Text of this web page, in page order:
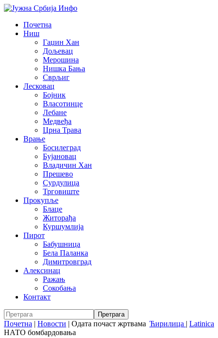
Почетна
Ниш
Гаџин Хан
Дољевац
Мерошина
Нишка Бања
Сврљиг
Лесковац
Бојник
Власотинце
Лебане
Медвеђа
Црна Трава
Врање
Босилеград
Бујановац
Владичин Хан
Прешево
Сурдулица
Трговиште
Прокупље
Блаце
Житорађа
Куршумлија
Пирот
Бабушница
Бела Паланка
Димитровград
Алексинац
Ражањ
Сокобања
Контакт
Ћирилица | Latinica
Почетна | Новости | Одата почаст жртвама
НАТО бомбардовања